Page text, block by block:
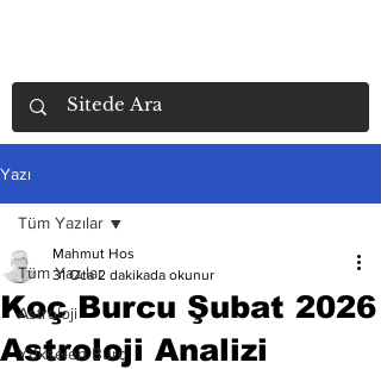
Yazı
Tüm Yazılar
Astroloji
Yükselen Burç
Tüm Yazılar
Koç Burcu Şubat 2026
Astroloji Analizi
Mahmut Hos
31 Oca 2 dakikada okunur